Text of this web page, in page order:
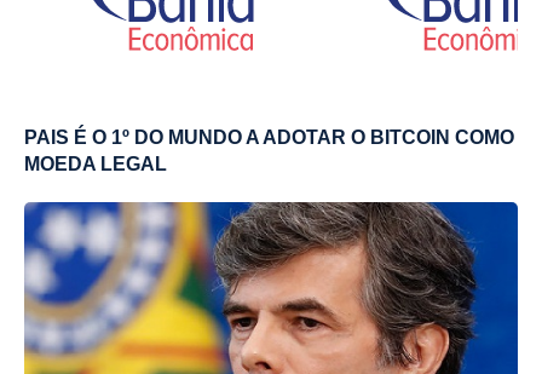
PAIS É O 1º DO MUNDO A ADOTAR O BITCOIN COMO
MOEDA LEGAL